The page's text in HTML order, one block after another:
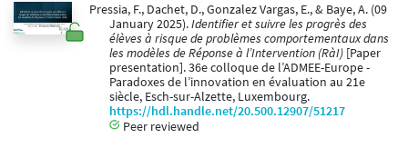
Pressia, F., Dachet, D., Gonzalez Vargas, E., & Baye, A. (09
January 2025).Identifier et suivre les progrès des
élèves à risque de problèmes comportementaux dans
les modèles de Réponse à l’Intervention (RàI) [Paper
presentation]. 36e colloque de l’ADMEE-Europe -
Paradoxes de l’innovation en évaluation au 21e
siècle, Esch-sur-Alzette, Luxembourg.
https://hdl.handle.net/20.500.12907/51217
Peer reviewed